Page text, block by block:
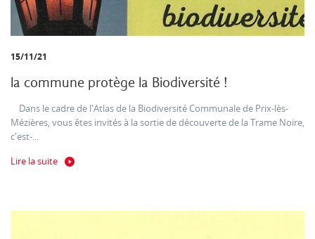
15/11/21
la commune protège la Biodiversité !
Dans le cadre de l'Atlas de la Biodiversité Communale de Prix-lès-
Mézières, vous êtes invités à la sortie de découverte de la Trame Noire,
c'est-...
Lire la suite